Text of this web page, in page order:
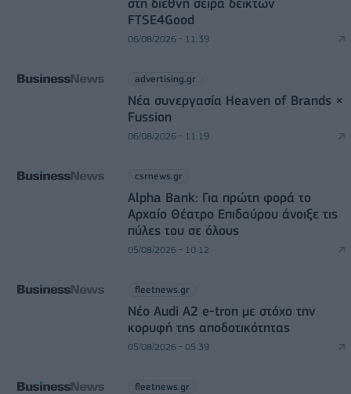
στη διεθνή σειρά δεικτών
FTSE4Good
06/08/2026 - 11:39
advertising.gr
Νέα συνεργασία Heaven of Brands ×
Fussion
06/08/2026 - 11:19
csrnews.gr
Alpha Bank: Για πρώτη φορά το
Αρχαίο Θέατρο Επιδαύρου άνοιξε τις
πύλες του σε όλους
05/08/2026 - 10:12
fleetnews.gr
Νέο Audi A2 e-tron με στόχο την
κορυφή της αποδοτικότητας
05/08/2026 - 05:39
fleetnews.gr